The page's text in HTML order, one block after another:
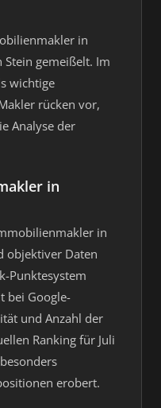
in
gemeißelt. Im
wichtige
rücken vor,
Analyse der
in
in
objektiver Daten
Punktesystem
bei Google-
und Anzahl der
Ranking für Juli
erobert.